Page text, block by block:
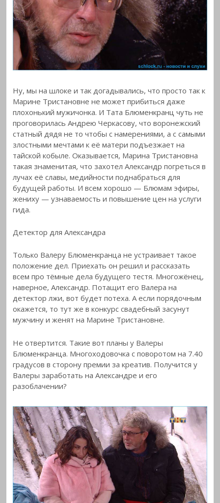
Ну, мы на шлоке и так догадывались, что просто так к
Марине Тристановне не может прибиться даже
плохонький мужичонка. И Тата Блюменкранц чуть не
проговорилась Андрею Черкасову, что воронежский
статный дядя не то чтобы с намерениями, а с самыми
злостными мечтами к её матери подъезжает на
тайской кобыле. Оказывается, Марина Тристановна
такая знаменитая, что захотел Александр погреться в
лучах её славы, медийности поднабраться для
будущей работы. И всем хорошо — Блюмам эфиры,
жениху — узнаваемость и повышение цен на услуги
гида.
Детектор для Александра
Только Валеру Блюменкранца не устраивает такое
положение дел. Приехать он решил и рассказать
всем про тёмные дела будущего тестя. Многожёнец,
наверное, Александр. Потащит его Валера на
детектор лжи, вот будет потеха. А если порядочным
окажется, то тут же в конкурс свадебный засунут
мужчину и женят на Марине Тристановне.
Не отвертится. Такие вот планы у Валеры
Блюменкранца. Многоходовочка с поворотом на 7.40
градусов в сторону премии за креатив. Получится у
Валеры заработать на Александре и его
разоблачении?